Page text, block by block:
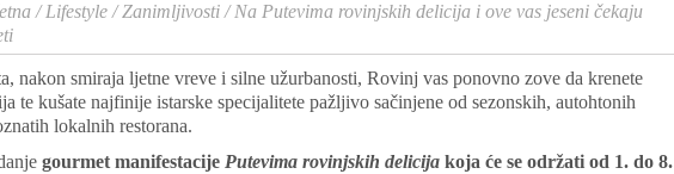
/Lifestyle /Zanimljivosti /Na Putevima rovinjskih delicija i ove vas jeseni čekaju
nakon smiraja ljetne vreve i silne užurbanosti, Rovinj vas ponovno zove da krenete
te kušate najfinije istarske specijalitete pažljivo sačinjene od sezonskih, autohtonih
lokalnih restorana.
gourmet manifestacije Putevima rovinjskih delicija koja će se održati od 1. do 8.